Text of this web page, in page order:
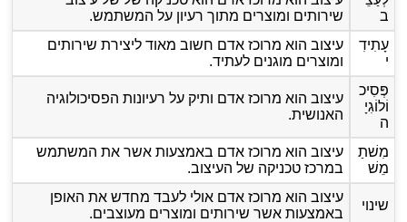
ב
שירותים ומוצרים מתוך רעיון על המשתמש.
עָתִידִ
י
עיצוב הוא מרוכז אדם חשוב מאוד ליצירת שירותים
ומוצרים מוגנים לעתיד.
פְּסִיכ
וֹלוֹגִיָ
ה
עיצוב הוא מרוכז אדם ותיק על רעיונות הפסיכולוגיה
האנושית.
מִשׁתַ
מֵשׁ
עיצוב הוא מרוכז אדם באמצעות אשר את המשתמש
במרכז טכניקה של העיצוב.
שינוי
עיצוב הוא מרוכז אדם אולי לעבד מחדש את האופן
באמצעות אשר שירותים ומוצרים מעוצבים.